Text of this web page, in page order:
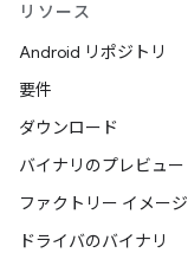
リソース
Android リポジトリ
要件
ダウンロード
バイナリのプレビュー
ファクトリー イメージ
ドライバのバイナリ